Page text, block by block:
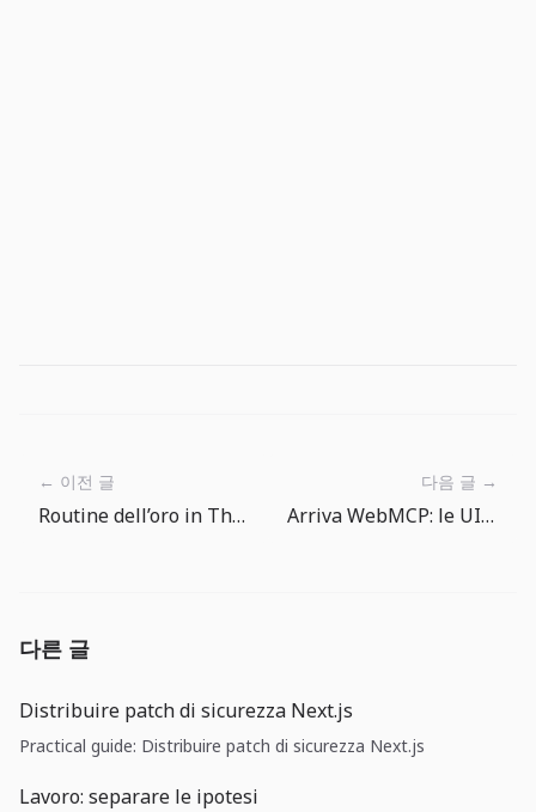
← 이전 글
Routine dell’oro in The Big One: trasformare le ricompense in progressi equipaggiamento
다음 글 →
Arriva WebMCP: le UI web hanno bisogno di un contratto per gli agenti
다른 글
Distribuire patch di sicurezza Next.js
Practical guide: Distribuire patch di sicurezza Next.js
Lavoro: separare le ipotesi